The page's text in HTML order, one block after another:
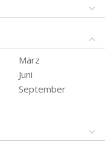
März
Juni
September